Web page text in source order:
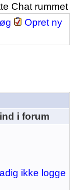
Chat rummet
Opret ny
i forum
ikke logge